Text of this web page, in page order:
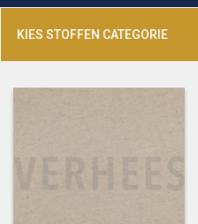
KIES STOFFEN CATEGORIE